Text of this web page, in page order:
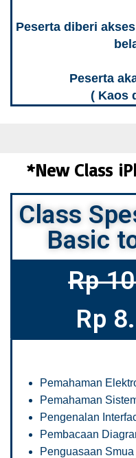
Peserta diberi
Peserta
( Kaos
*New Class
Class
Basic
Rp
Rp
Pemahaman
Pemahaman
Pengenalan
Pembacaan
Penguasaan